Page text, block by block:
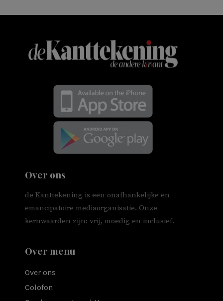
Over ons
de Kanttekening is een onafhankelijke en
emancipatoire mediaorganisatie. Onze
kernwaarden zijn: vrij, moedig en inclusief.
Over menu
Over ons
Colofon